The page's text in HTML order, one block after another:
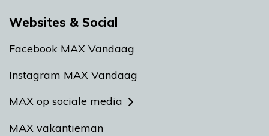
Websites & Social
Facebook MAX Vandaag
Instagram MAX Vandaag
MAX op sociale media
MAX vakantieman